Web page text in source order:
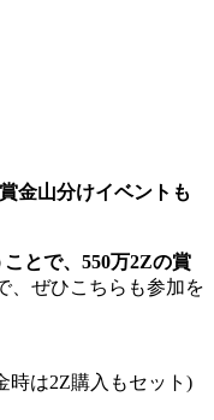
金山分けイベントも
とで、550万2Zの賞
、ぜひこちらも参加を
時は2Z購入もセット)